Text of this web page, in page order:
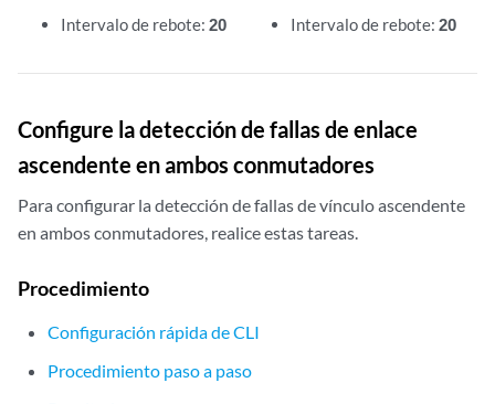
Intervalo de rebote: 20
Intervalo de rebote: 20
Configure la detección de fallas de enlace
ascendente en ambos conmutadores
Para configurar la detección de fallas de vínculo ascendente
en ambos conmutadores, realice estas tareas.
Procedimiento
Configuración rápida de CLI
Procedimiento paso a paso